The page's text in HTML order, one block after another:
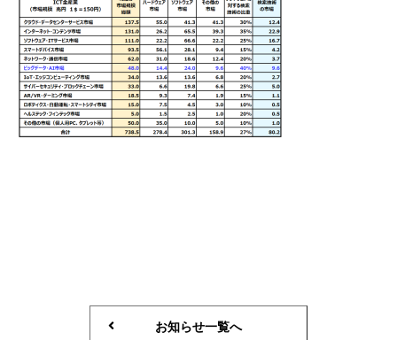
お知らせ一覧へ